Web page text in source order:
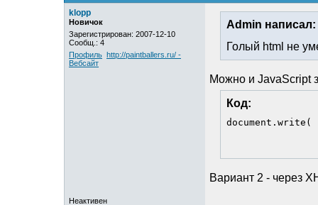
klopp
Новичок
Зарегистрирован: 2007-12-10
Сообщ.: 4
Профиль http://paintballers.ru/ -
Вебсайт
Admin написал:
Голый html не
Можно и JavaScript
Код:
Вариант 2 - через
Неактивен